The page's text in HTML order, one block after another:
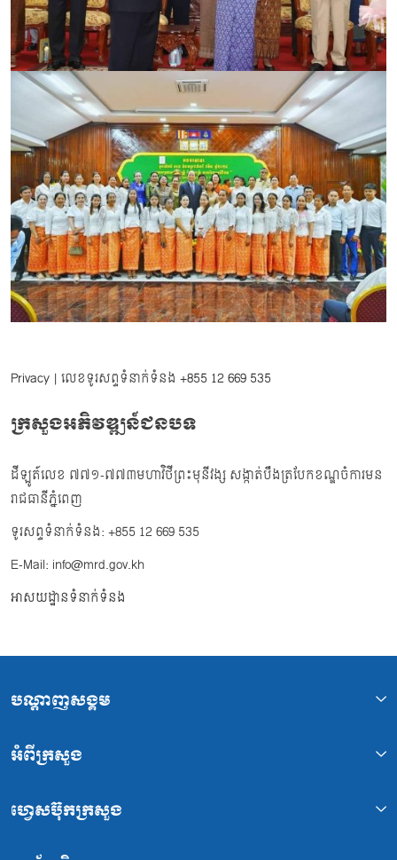
Privacy | លេខទូរសព្ទទំនាក់ទំនង +855 12 669 535
ក្រសួងអភិវឌ្ឍន៍ជនបទ
ដីឡូត៍លេខ ៧៧១-៧៧៣មហាវិថីព្រះមុនីវង្ស សង្កាត់បឹងត្របែកខណ្ឌចំការមន
រាជធានីភ្នំពេញ
ទូរសព្ទទំនាក់ទំនង: +855 12 669 535
E-Mail: info@mrd.gov.kh
អាសយដ្ឋានទំនាក់ទំនង
បណ្ដាញសង្គម
អំពីក្រសួង
ហ្វេសប៊ុកក្រសួង